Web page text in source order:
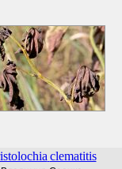
clematitis